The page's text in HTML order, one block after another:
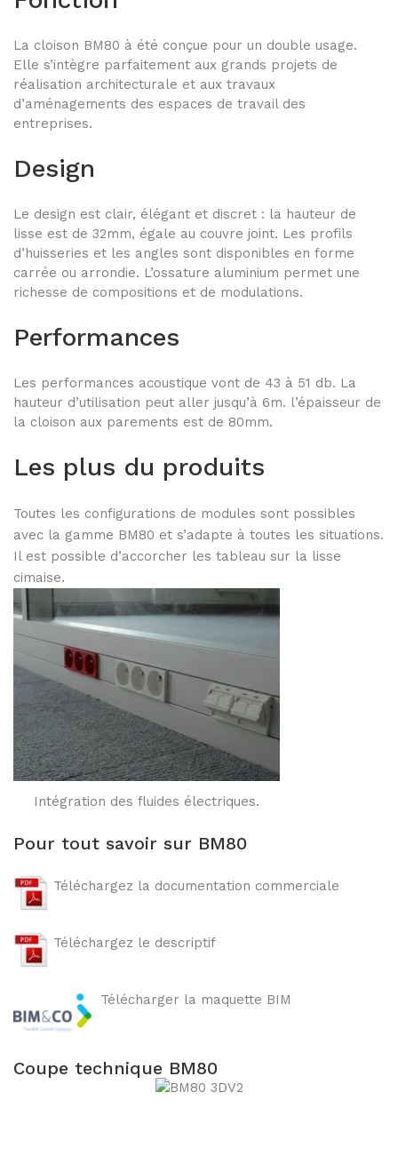
BM40
PORTES
Portes Cadre alu
Porte Epur
Portes pleines
Portes FLUSH
Portes clarit Pivot
Portes coulissantes PROSLIDE
LES BOX
Box réunion fermée
Box réunion ouverte
Phonebox
CLOISON BI-BLOC
Symbiose
PRODUITS COMPLEMENTAIRES
Panneaux
Stores
Décorations
La cloison BM80 à été conçue pour un double usage.
Elle s’intègre parfaitement aux grands projets de
réalisation architecturale et aux travaux
d’aménagements des espaces de travail des
entreprises.
Design
Le design est clair, élégant et discret : la hauteur de
lisse est de 32mm, égale au couvre joint. Les profils
d’huisseries et les angles sont disponibles en forme
carrée ou arrondie. L’ossature aluminium permet une
richesse de compositions et de modulations.
Performances
Les performances acoustique vont de 43 à 51 db. La
hauteur d’utilisation peut aller jusqu’à 6m. l’épaisseur de
la cloison aux parements est de 80mm.
Les plus du produits
Toutes les configurations de modules sont possibles
avec la gamme BM80 et s’adapte à toutes les situations.
Il est possible d’accorcher les tableau sur la lisse
cimaise.
Intégration des fluides électriques.
Pour tout savoir sur BM80
Téléchargez la documentation commerciale
Téléchargez le descriptif
Télécharger la maquette BIM
Coupe technique BM80